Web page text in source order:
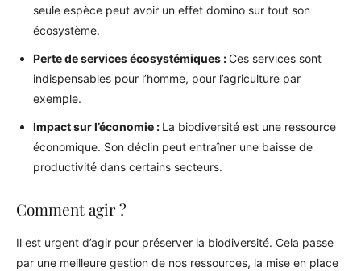
seule espèce peut avoir un effet domino sur tout son
écosystème.
Perte de services écosystémiques :Ces services sont
indispensables pour l’homme, pour l’agriculture par
exemple.
Impact sur l’économie : La biodiversité est une ressource
économique. Son déclin peut entraîner une baisse de
productivité dans certains secteurs.
Comment agir ?
Il est urgent d’agir pour préserver la biodiversité. Cela passe
par une meilleure gestion de nos ressources, la mise en place